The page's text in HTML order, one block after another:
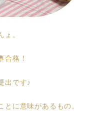
ょ。
合格！
出です♪
に意味があるもの。